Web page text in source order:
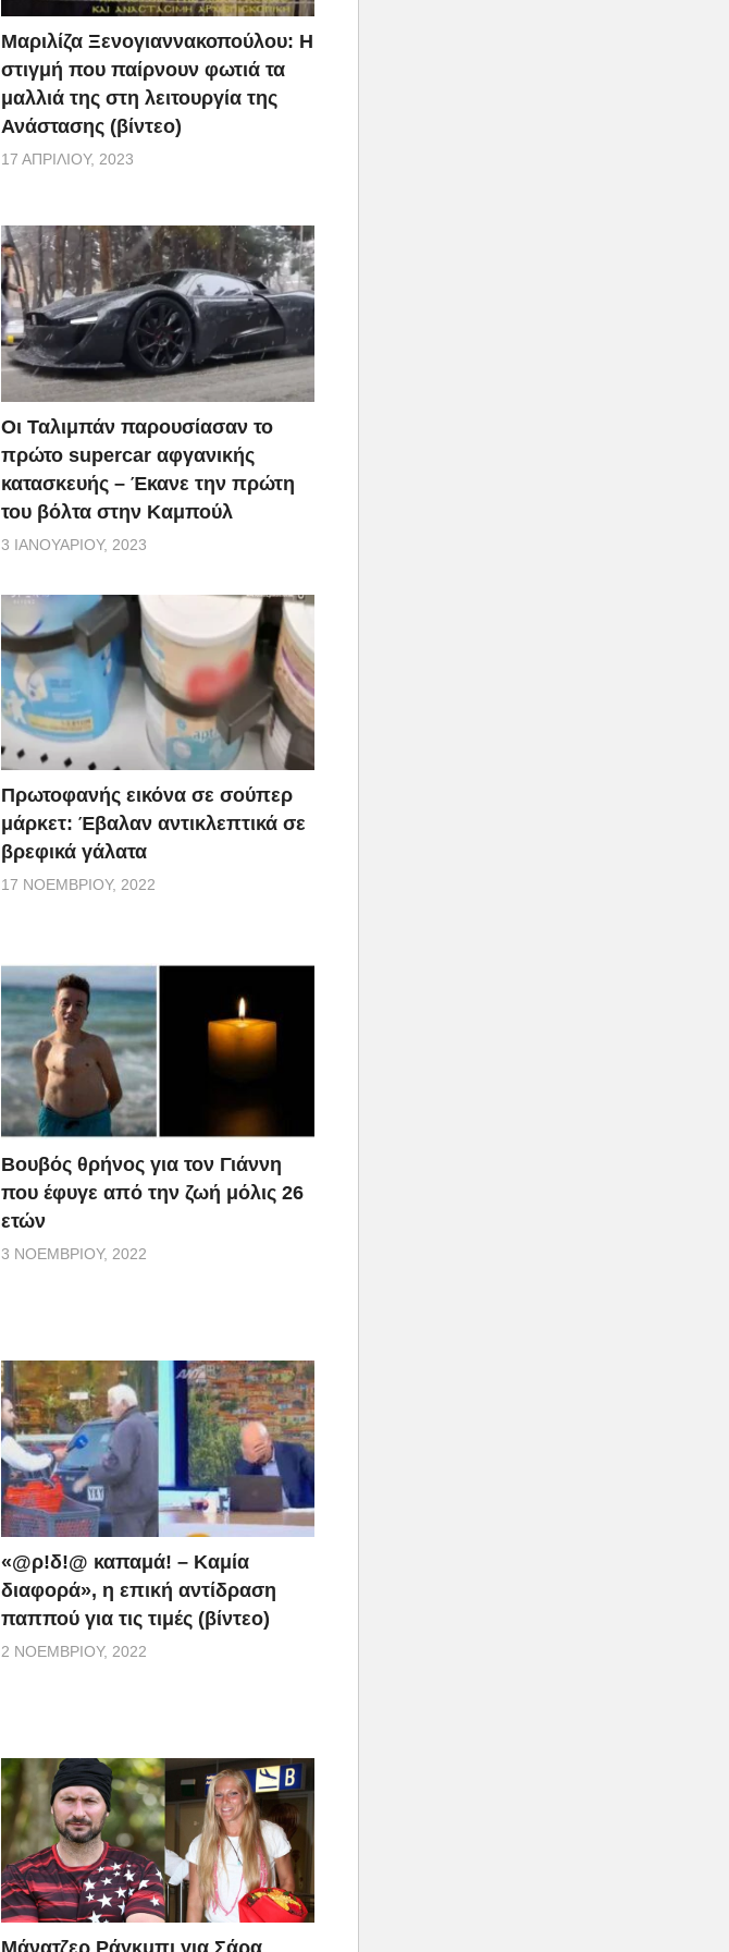
Μαριλίζα Ξενογιαννακοπούλου: Η
στιγμή που παίρνουν φωτιά τα
μαλλιά της στη λειτουργία της
Ανάστασης (βίντεο)
17 ΑΠΡΙΛΊΟΥ, 2023
Οι Ταλιμπάν παρουσίασαν το
πρώτο supercar αφγανικής
κατασκευής – Έκανε την πρώτη
του βόλτα στην Καμπούλ
3 ΙΑΝΟΥΑΡΊΟΥ, 2023
Πρωτοφανής εικόνα σε σούπερ
μάρκετ: Έβαλαν αντικλεπτικά σε
βρεφικά γάλατα
17 ΝΟΕΜΒΡΊΟΥ, 2022
Βουβός θρήνος για τον Γιάννη
που έφυγε από την ζωή μόλις 26
ετών
3 ΝΟΕΜΒΡΊΟΥ, 2022
«@ρ!δ!@ καπαμά! – Καμία
διαφορά», η επική αντίδραση
παππού για τις τιμές (βίντεο)
2 ΝΟΕΜΒΡΊΟΥ, 2022